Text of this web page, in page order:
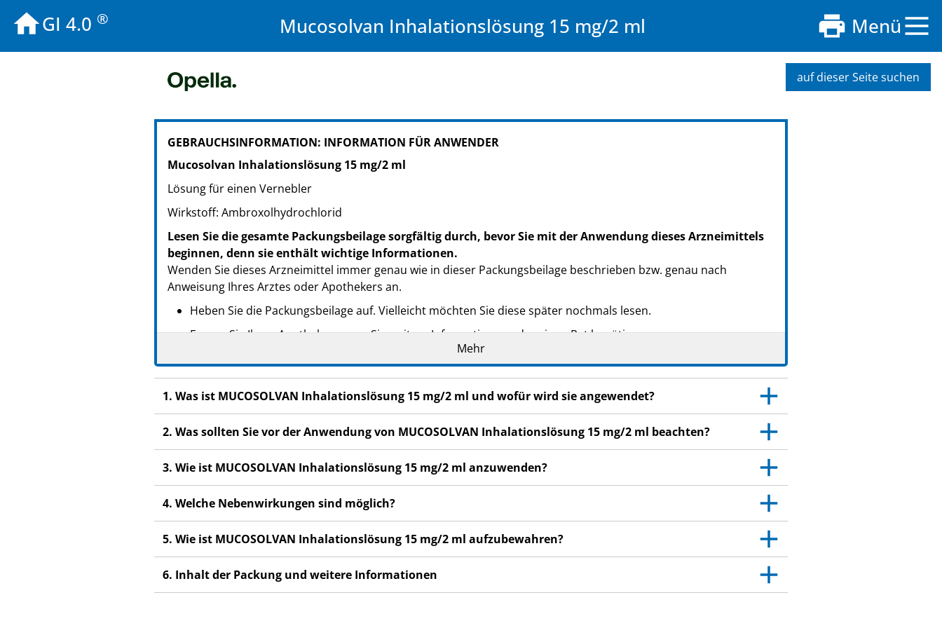
GI 4.0 ® Mucosolvan Inhalationslösung 15 mg/2 ml Menü
auf dieser Seite suchen
PZN: 02157177
PPN: 110215717790
GEBRAUCHSINFORMATION: INFORMATION FÜR ANWENDER
Mucosolvan Inhalationslösung 15 mg/2 ml
Lösung für einen Vernebler
Wirkstoff: Ambroxolhydrochlorid
Lesen Sie die gesamte Packungsbeilage sorgfältig durch, bevor Sie mit der Anwendung dieses Arzneimittels
beginnen, denn sie enthält wichtige Informationen.
Wenden Sie dieses Arzneimittel immer genau wie in dieser Packungsbeilage beschrieben bzw. genau nach
Anweisung Ihres Arztes oder Apothekers an.
Heben Sie die Packungsbeilage auf. Vielleicht möchten Sie diese später nochmals lesen.
Fragen Sie Ihren Apotheker, wenn Sie weitere Informationen oder einen Rat benötigen.
Nebenwirkungen, die nicht in dieser Packungsbeilage angegeben sind. Siehe Abschnitt 4.
Wenn Sie sich nach 4 – 5 Tagen nicht besser oder gar schlechter fühlen, wenden Sie sich an Ihren Arzt.
Mehr
1. Was ist MUCOSOLVAN Inhalationslösung 15 mg/2 ml und wofür wird sie angewendet?
2. Was sollten Sie vor der Anwendung von MUCOSOLVAN Inhalationslösung 15 mg/2 ml beachten?
3. Wie ist MUCOSOLVAN Inhalationslösung 15 mg/2 ml anzuwenden?
4. Welche Nebenwirkungen sind möglich?
5. Wie ist MUCOSOLVAN Inhalationslösung 15 mg/2 ml aufzubewahren?
6. Inhalt der Packung und weitere Informationen